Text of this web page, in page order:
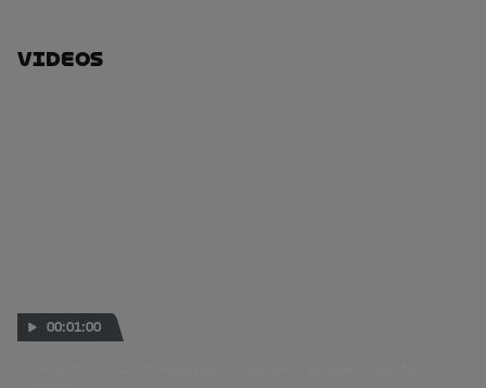
Videos
00:01:00